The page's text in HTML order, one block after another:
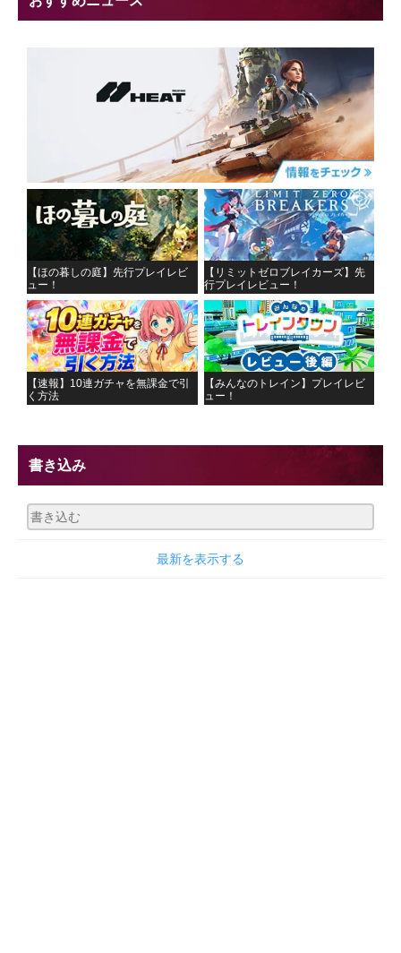
【ほの暮しの庭】先行プレイレビ
ュー！
【リミットゼロブレイカーズ】先
行プレイレビュー！
【速報】10連ガチャを無課金で引
く方法
【みんなのトレイン】プレイレビ
ュー！
書き込み
最新を表示する